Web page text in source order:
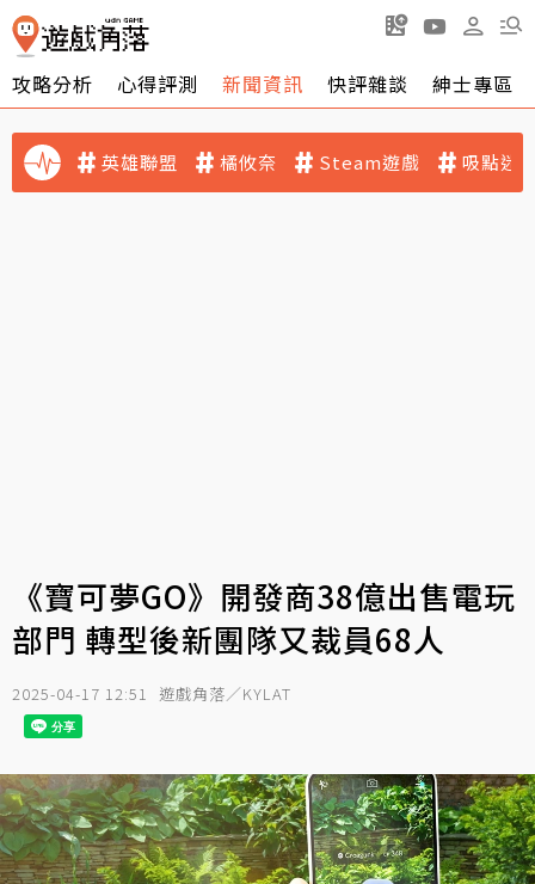
攻略分析 心得評測 新聞資訊 快評雜談 紳士專區
英雄聯盟 橘攸奈 Steam遊戲 吸點迷
《寶可夢GO》開發商38億出售電玩
部門 轉型後新團隊又裁員68人
2025-04-17 12:51 遊戲角落／KYLAT